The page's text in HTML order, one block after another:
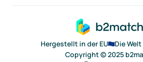
Hergestellt in der EU
Die
Copyright © 2025